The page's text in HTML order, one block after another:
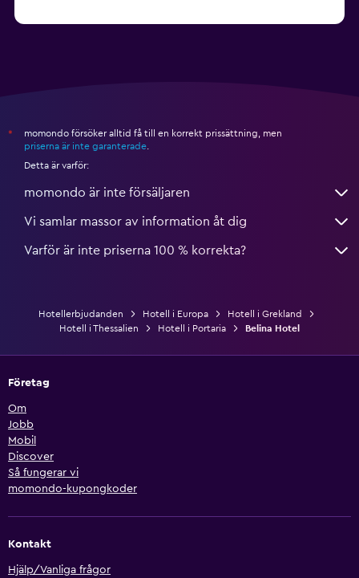
*
momondo försöker alltid få till en korrekt prissättning, men
priserna är inte garanterade
Detta är varför:
momondo är inte försäljaren
Vi samlar massor av information åt dig
Varför är inte priserna 100 % korrekta?
Hotellerbjudanden Hotell i Europa
Hotell i Grekland
Hotell i Thessalien
Hotell i Portaria Belina Hotel
Företag
Om
Jobb
Mobil
Discover
Så fungerar vi
momondo-kupongkoder
Kontakt
Hjälp/Vanliga frågor